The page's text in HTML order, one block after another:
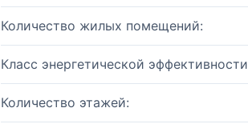
Количество жилых помещений:
Класс энергетической
Количество этажей: